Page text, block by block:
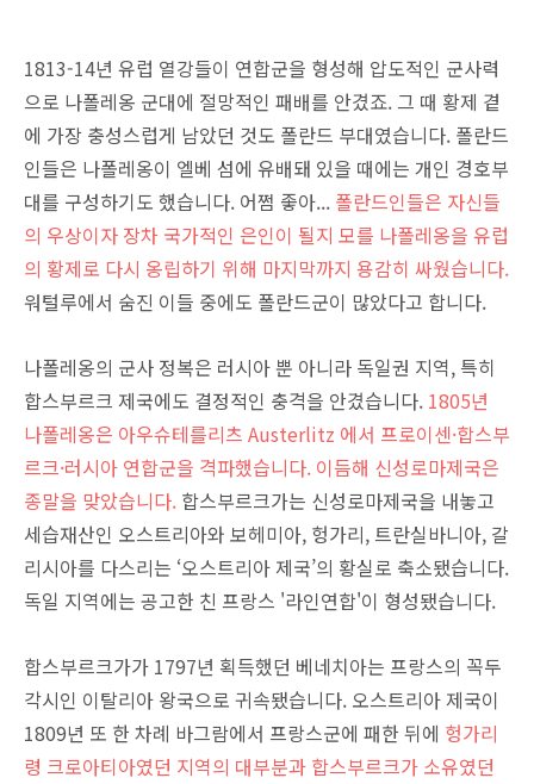
1813-14년 유럽 열강들이 연합군을 형성해 압도적인 군사력
으로 나폴레옹 군대에 절망적인 패배를 안겼죠. 그 때 황제 곁
에 가장 충성스럽게 남았던 것도 폴란드 부대였습니다. 폴란드
인들은 나폴레옹이 엘베 섬에 유배돼 있을 때에는 개인 경호부
대를 구성하기도 했습니다. 어쩜 좋아... 폴란드인들은 자신들
의 우상이자 장차 국가적인 은인이 될지 모를 나폴레옹을 유럽
의 황제로 다시 옹립하기 위해 마지막까지 용감히 싸웠습니다.
워털루에서 숨진 이들 중에도 폴란드군이 많았다고 합니다.
나폴레옹의 군사 정복은 러시아 뿐 아니라 독일권 지역, 특히
합스부르크 제국에도 결정적인 충격을 안겼습니다. 1805년
나폴레옹은 아우슈테를리츠 Austerlitz 에서 프로이센·합스부
르크·러시아 연합군을 격파했습니다. 이듬해 신성로마제국은
종말을 맞았습니다. 합스부르크가는 신성로마제국을 내놓고
세습재산인 오스트리아와 보헤미아, 헝가리, 트란실바니아, 갈
리시아를 다스리는 ‘오스트리아 제국’의 황실로 축소됐습니다.
독일 지역에는 공고한 친 프랑스 '라인연합'이 형성됐습니다.
합스부르크가가 1797년 획득했던 베네치아는 프랑스의 꼭두
각시인 이탈리아 왕국으로 귀속됐습니다. 오스트리아 제국이
1809년 또 한 차례 바그람에서 프랑스군에 패한 뒤에 헝가리
령 크로아티아였던 지역의 대부분과 합스부르크가 소유였던